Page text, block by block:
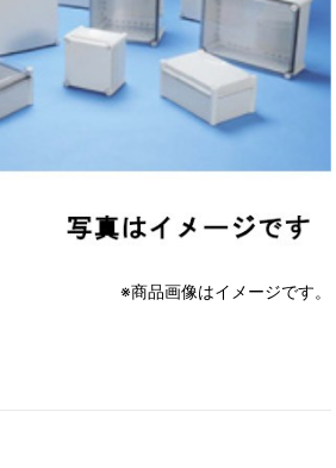
※商品画像はイメージです。